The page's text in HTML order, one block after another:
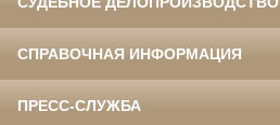
СПРАВОЧНАЯ ИНФОРМАЦИЯ
ПРЕСС-СЛУЖБА